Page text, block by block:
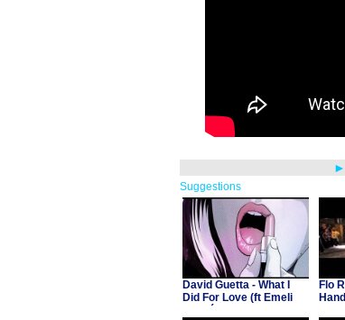
►
Suggestions
David Guetta - What I
Did For Love (ft Emeli
Flo